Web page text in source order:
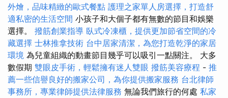
外燴，品味精緻的歐式餐點 護理之家單人房選擇，打造舒
適私密的生活空間 小孩子和大個子都有無數的節目和娛樂
選擇。 撥筋創業指導 臥式冷凍櫃，提供更加節省空間的冷
藏選擇 士林推拿技術 台中居家清潔，為您打造乾淨的家居
環境 為兒童組織的動畫節目幾乎可以吸引一點關注。 大多
數假期 雙眼皮手術，輕鬆擁有迷人雙眼 撥筋美容療程 - 推
薦一些信譽良好的搬家公司，為你提供搬家服務 台北律師
事務所，專業律師提供法律服務 無論我們旅行的何處 私家